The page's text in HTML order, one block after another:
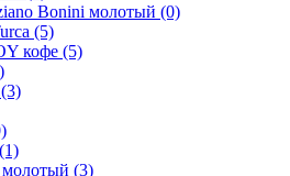
Bonini молотый (0)
(5)
кофе (5)
(3)
(1)
(3)